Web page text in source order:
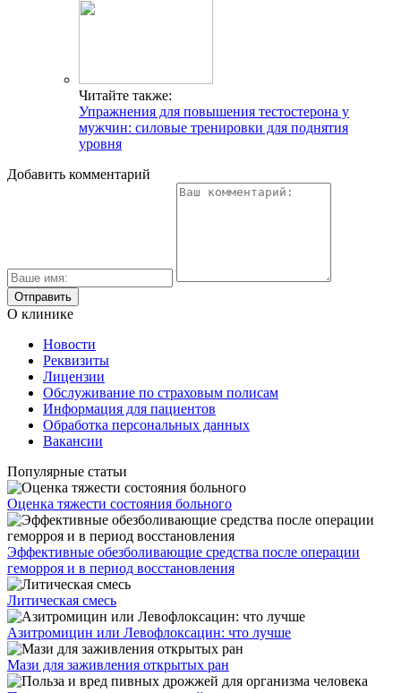
Читайте также:
Упражнения для повышения тестостерона у
мужчин: силовые тренировки для поднятия
уровня
Добавить комментарий
О клинике
Новости
Реквизиты
Лицензии
Обслуживание по страховым полисам
Информация для пациентов
Обработка персональных данных
Вакансии
Популярные статьи
Оценка тяжести состояния больного
Эффективные обезболивающие средства после операции
геморроя и в период восстановления
Литическая смесь
Азитромицин или Левофлоксацин: что лучше
Мази для заживления открытых ран